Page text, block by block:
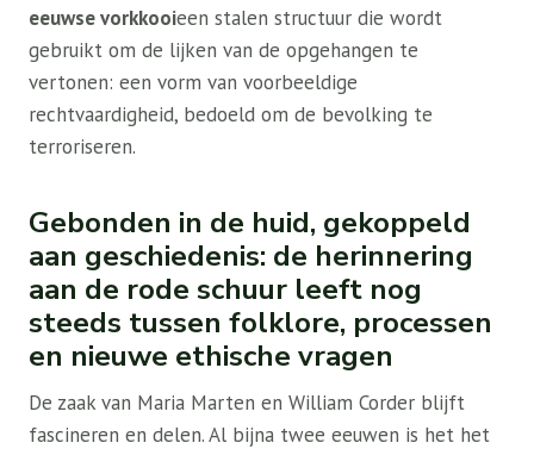
eeuwse vorkkooieen stalen structuur die wordt
gebruikt om de lijken van de opgehangen te
vertonen: een vorm van voorbeeldige
rechtvaardigheid, bedoeld om de bevolking te
terroriseren.
Gebonden in de huid, gekoppeld
aan geschiedenis: de herinnering
aan de rode schuur leeft nog
steeds tussen folklore, processen
en nieuwe ethische vragen
De zaak van Maria Marten en William Corder blijft
fascineren en delen. Al bijna twee eeuwen is het het